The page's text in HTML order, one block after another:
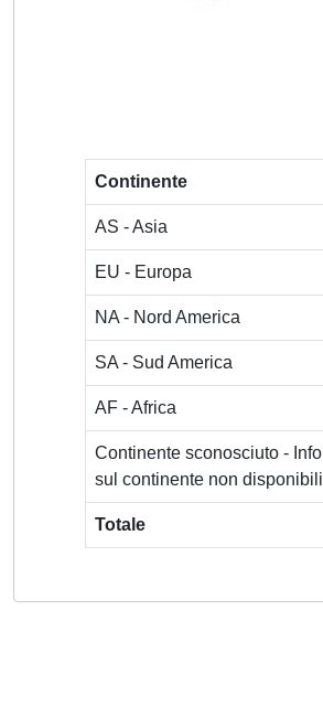
Continente
AS - Asia
EU - Europa
NA - Nord America
SA - Sud America
AF - Africa
Continente sconosciuto - Info
sul continente non disponibili
Totale